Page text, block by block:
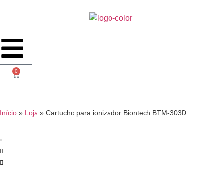
0
Início » Loja » Cartucho para ionizador Biontech BTM-303D